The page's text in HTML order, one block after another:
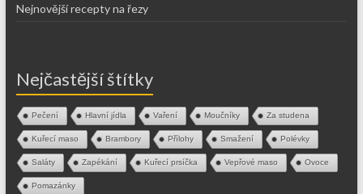
Nejnovější recepty na řezy
Nejčastější štítky
Pečení Hlavní jídla Vaření Moučníky Za studena
Kuřecí maso Brambory Přílohy Smažení Polévky
Saláty Zapékání Kuřecí prsíčka Vepřové maso Ovoce
Pomazánky